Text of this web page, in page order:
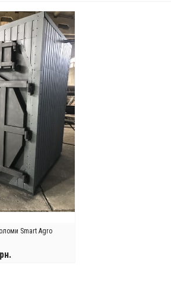
Smart Agro